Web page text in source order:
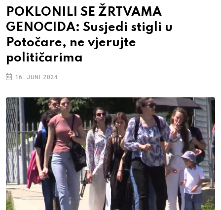
POKLONILI SE ŽRTVAMA
GENOCIDA: Susjedi stigli u
Potočare, ne vjerujte
političarima
16. JUNI 2024.